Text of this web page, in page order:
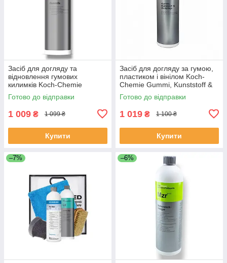
Засіб для догляду та
відновлення гумових
килимків Koch-Chemie
Gummifix 1 л
Готово до відправки
1 009 ₴ 1 099 ₴
Купити
Засіб для догляду за гумою,
пластиком і вінілом Koch-
Chemie Gummi, Kunststoff &
Vinylpflege 1 л
Готово до відправки
1 019 ₴ 1 100 ₴
Купити
–7% –6%